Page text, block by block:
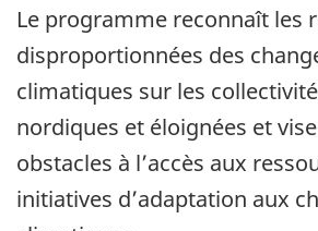
Le programme reconnaît les
disproportionnées des
climatiques sur les
nordiques et éloignées et
obstacles à l’accès aux
initiatives d’adaptation aux